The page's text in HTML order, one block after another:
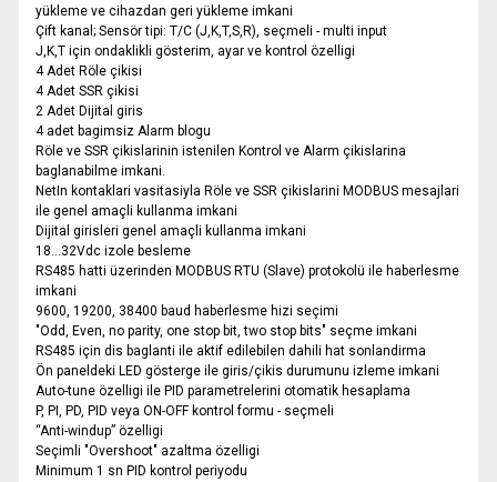
yükleme ve cihazdan geri yükleme imkani
Çift kanal; Sensör tipi: T/C (J,K,T,S,R), seçmeli - multi input
J,K,T için ondaklikli gösterim, ayar ve kontrol özelligi
4 Adet Röle çikisi
4 Adet SSR çikisi
2 Adet Dijital giris
4 adet bagimsiz Alarm blogu
Röle ve SSR çikislarinin istenilen Kontrol ve Alarm çikislarina
baglanabilme imkani.
NetIn kontaklari vasitasiyla Röle ve SSR çikislarini MODBUS mesajlari
ile genel amaçli kullanma imkani
Dijital girisleri genel amaçli kullanma imkani
18...32Vdc izole besleme
RS485 hatti üzerinden MODBUS RTU (Slave) protokolü ile haberlesme
imkani
9600, 19200, 38400 baud haberlesme hizi seçimi
"Odd, Even, no parity, one stop bit, two stop bits" seçme imkani
RS485 için dis baglanti ile aktif edilebilen dahili hat sonlandirma
Ön paneldeki LED gösterge ile giris/çikis durumunu izleme imkani
Auto-tune özelligi ile PID parametrelerini otomatik hesaplama
P, PI, PD, PID veya ON-OFF kontrol formu - seçmeli
“Anti-windup” özelligi
Seçimli "Overshoot" azaltma özelligi
Minimum 1 sn PID kontrol periyodu